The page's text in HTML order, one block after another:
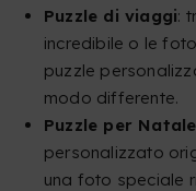
Puzzle di viaggi:
incredibile o le
puzzle
modo differente.
Puzzle per Natale
personalizzato
una foto speciale